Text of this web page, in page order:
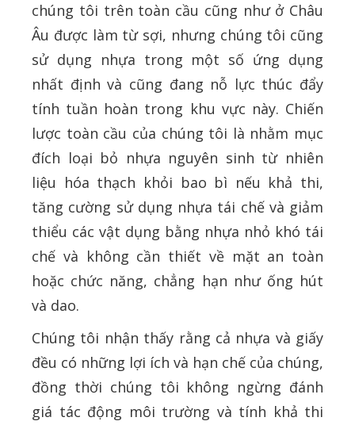
chúng tôi trên toàn cầu cũng như ở Châu
Âu được làm từ sợi, nhưng chúng tôi cũng
sử dụng nhựa trong một số ứng dụng
nhất định và cũng đang nỗ lực thúc đẩy
tính tuần hoàn trong khu vực này. Chiến
lược toàn cầu của chúng tôi là nhằm mục
đích loại bỏ nhựa nguyên sinh từ nhiên
liệu hóa thạch khỏi bao bì nếu khả thi,
tăng cường sử dụng nhựa tái chế và giảm
thiểu các vật dụng bằng nhựa nhỏ khó tái
chế và không cần thiết về mặt an toàn
hoặc chức năng, chẳng hạn như ống hút
và dao.
Chúng tôi nhận thấy rằng cả nhựa và giấy
đều có những lợi ích và hạn chế của chúng,
đồng thời chúng tôi không ngừng đánh
giá tác động môi trường và tính khả thi